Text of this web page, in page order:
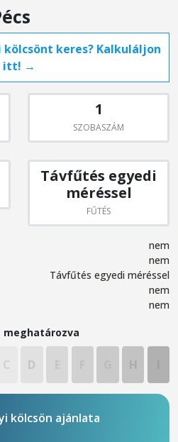
keres? Kalkuláljon
itt! →
1
SZOBASZÁM
Távfűtés egyedi
méréssel
FŰTÉS
nem
nem
Távfűtés egyedi méréssel
nem
nem
meghatározva
C D
kölcsön ajánlata